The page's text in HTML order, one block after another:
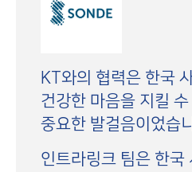
KT와의 협력은 한국
건강한 마음을 지킬
중요한 발걸음이었습
인트라링크 팀은 한국